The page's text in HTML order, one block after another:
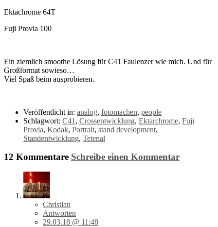
Ektachrome 64T
Fuji Provia 100
Ein ziemlich smoothe Lösung für C41 Faulenzer wie mich. Und für
Großformat sowieso…
Viel Spaß beim ausprobieren.
Veröffentlicht in: analog, fotomachen, people
Schlagwort: C41 , Crossentwicklung, Ektarchrome, Fuji
Provia, Kodak, Portrait, stand development,
Standentwicklung, Tetenal
12 Kommentare Schreibe einen Kommentar
Christian
Antworten
29.03.18 @ 11:48